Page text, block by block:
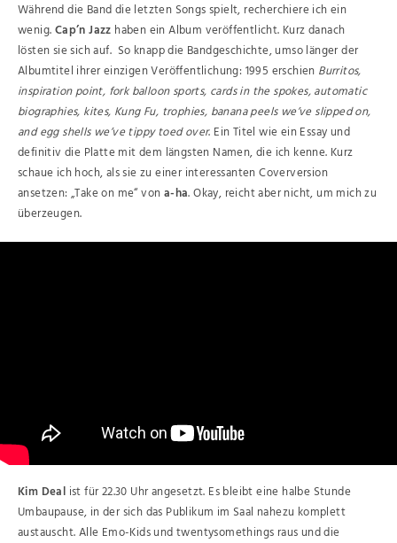
Während die Band die letzten Songs spielt, recherchiere ich ein
wenig.Cap’n Jazz haben ein Album veröffentlicht. Kurz danach
lösten sie sich auf. So knapp die Bandgeschichte, umso länger der
Albumtitel ihrer einzigen Veröffentlichung: 1995 erschien Burritos,
inspiration point, fork balloon sports, cards in the spokes, automatic
biographies, kites, Kung Fu, trophies, banana peels we’ve slipped on,
and egg shells we’ve tippy toed over. Ein Titel wie ein Essay und
definitiv die Platte mit dem längsten Namen, die ich kenne. Kurz
schaue ich hoch, als sie zu einer interessanten Coverversion
ansetzen: „Take on me“ vona-ha. Okay, reicht aber nicht, um mich zu
überzeugen.
Kim Deal ist für 22.30 Uhr angesetzt. Es bleibt eine halbe Stunde
Umbaupause, in der sich das Publikum im Saal nahezu komplett
austauscht. Alle Emo-Kids und twentysomethings raus und die